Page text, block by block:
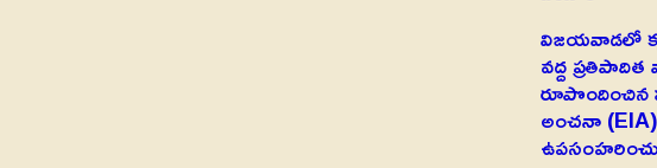
విజయవాడలో
వద్ద
అంచనా (EIA)